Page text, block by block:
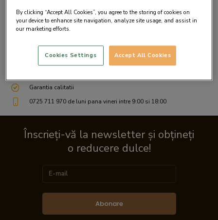
Livrare gratuita incepand cu 200 lei
Garantia calitatii
0725 711 970 de luni pana vineri intre 9:00 si 18:00
Înscrieți-vă la newsletter și obțineți
o reducere dulce!
Abonare
By clicking “Accept All Cookies”, you agree to the storing of cookies on
your device to enhance site navigation, analyze site usage, and assist in
our marketing efforts.
Accept All Cookies
Cookies Settings